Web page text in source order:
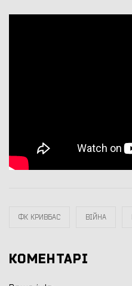
ФК КРИВБАС ВІЙНА
КОМЕНТАРІ